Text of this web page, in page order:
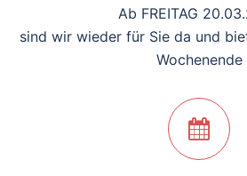
Ab FREITAG
sind wir wieder für Sie da und
Wochenende